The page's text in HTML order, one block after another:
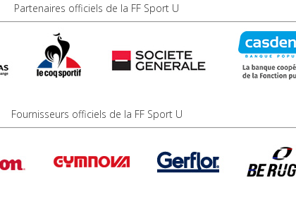
Partenaires officiels de la FF Sport U
Fournisseurs officiels de la FF Sport U